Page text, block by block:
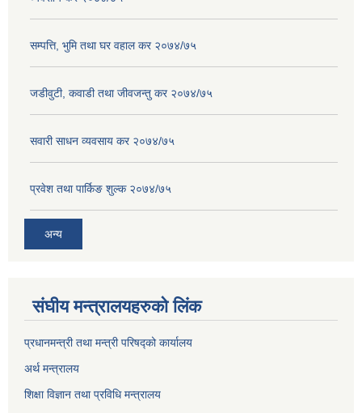
सम्पत्ति, भुमि तथा घर वहाल कर २०७४/७५
जडीवुटी, कवाडी तथा जीवजन्तु कर २०७४/७५
सवारी साधन व्यवसाय कर २०७४/७५
प्रवेश तथा पार्किङ शुल्क २०७४/७५
अन्य
संघीय मन्त्रालयहरुको लिंक
प्रधानमन्त्री तथा मन्त्री परिषद्को कार्यालय
अर्थ मन्त्रालय
शिक्षा विज्ञान तथा प्रविधि मन्त्रालय